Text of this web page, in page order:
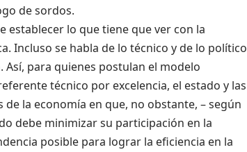
de sordos.
establecer lo que tiene que ver con la
Incluso se habla de lo técnico y de lo político
para quienes postulan el modelo
técnico por excelencia, el estado y las
de la economía en que, no obstante, –según
debe minimizar su participación en la
posible para lograr la eficiencia en la